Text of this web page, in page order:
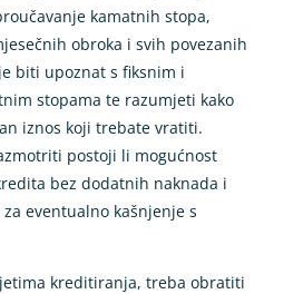
kamatnih stopa,
obroka i svih povezanih
biti upoznat s fiksnim i
stopama te razumjeti kako
iznos koji trebate vratiti.
postoji li mogućnost
bez dodatnih naknada i
eventualno kašnjenje s
kreditiranja, treba obratiti